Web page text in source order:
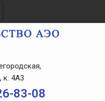
к. 4A3
83-08